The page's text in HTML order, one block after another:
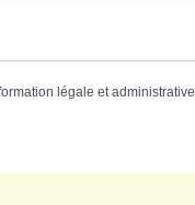
légale et administrative